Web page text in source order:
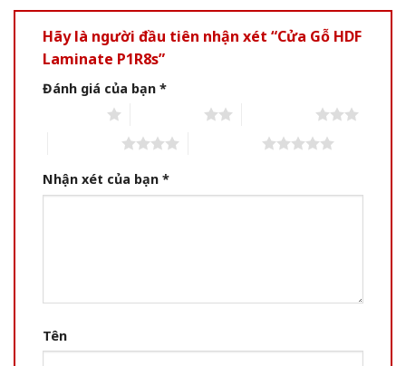
Hãy là người đầu tiên nhận xét “Cửa Gỗ HDF
Laminate P1R8s”
Đánh giá của bạn *
Nhận xét của bạn *
Tên